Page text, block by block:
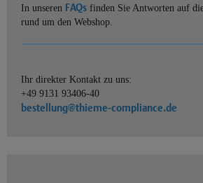
In unseren FAQs finden Sie Antworten auf
rund um den Webshop.
Ihr direkter Kontakt zu uns:
+49 9131 93406-40
bestellung@thieme-compliance.de